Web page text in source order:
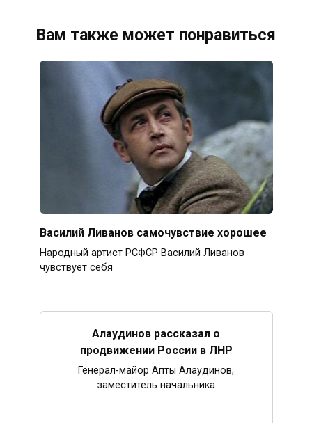
Вам также может понравиться
Василий Ливанов самочувствие хорошее
Народный артист РСФСР Василий Ливанов
чувствует себя
Алаудинов рассказал о
продвижении России в ЛНР
Генерал-майор Апты Алаудинов,
заместитель начальника